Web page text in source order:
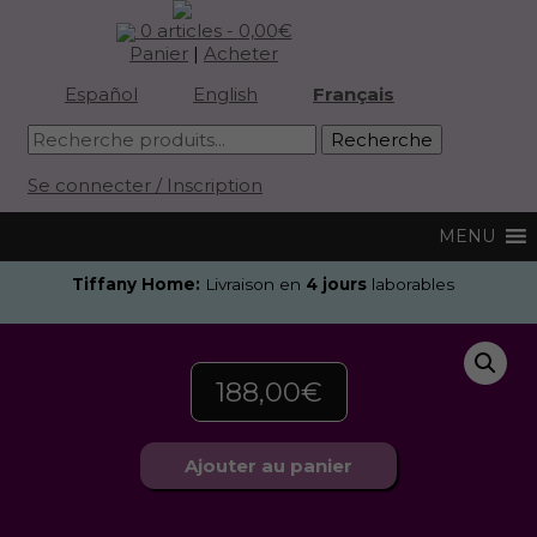
0 articles - 0,00€
Panier | Acheter
Español
English Français
Se connecter / Inscription
Tiffany Home: Livraison en 4 jourslaborables
188,00€
Ajouter au panier